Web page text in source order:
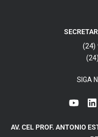
(24)
SIGA
AV. CEL PROF. ANTONIO